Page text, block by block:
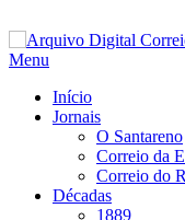
Saltar
para
Menu
Início
Jornais
O Santareno
Correio da
Correio do
Décadas
1889